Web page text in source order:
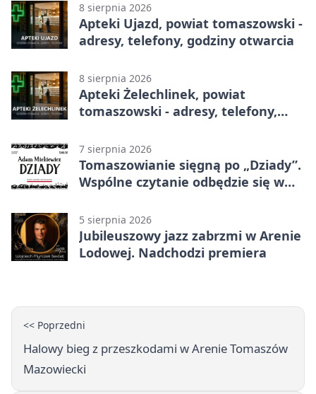
8 sierpnia 2026
Apteki Ujazd, powiat tomaszowski -
adresy, telefony, godziny otwarcia
8 sierpnia 2026
Apteki Żelechlinek, powiat
tomaszowski - adresy, telefony,
7 sierpnia 2026
Tomaszowianie sięgną po „Dziady”.
Wspólne czytanie odbędzie się w
5 sierpnia 2026
Jubileuszowy jazz zabrzmi w Arenie
Lodowej. Nadchodzi premiera
<< Poprzedni
Halowy bieg z przeszkodami w Arenie Tomaszów
Mazowiecki